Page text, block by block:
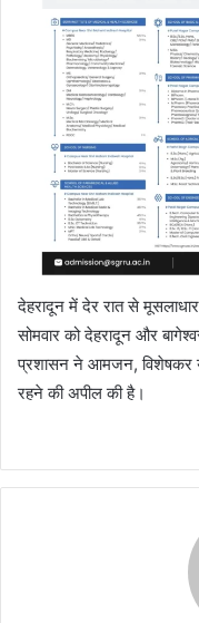
देहरादून में देर रात से
सोमवार को देहरादून और
प्रशासन ने आमजन, विशेषकर
रहने की अपील की है।